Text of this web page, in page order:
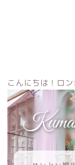
こんにちは！ロン